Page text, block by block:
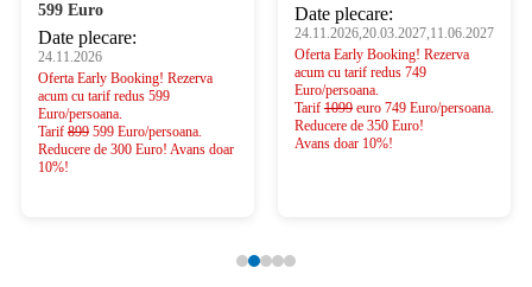
599 Euro
Date plecare:
24.11.2026
Oferta Early Booking! Rezerva
acum cu tarif redus 599
Euro/persoana.
Tarif 899 599 Euro/persoana.
Reducere de 300 Euro! Avans doar
10%!
Date plecare:
24.11.2026,20.03.2027,11.06.2027
Oferta Early Booking! Rezerva
acum cu tarif redus 749
Euro/persoana.
Tarif 1099 euro 749 Euro/persoana.
Reducere de 350 Euro!
Avans doar 10%!